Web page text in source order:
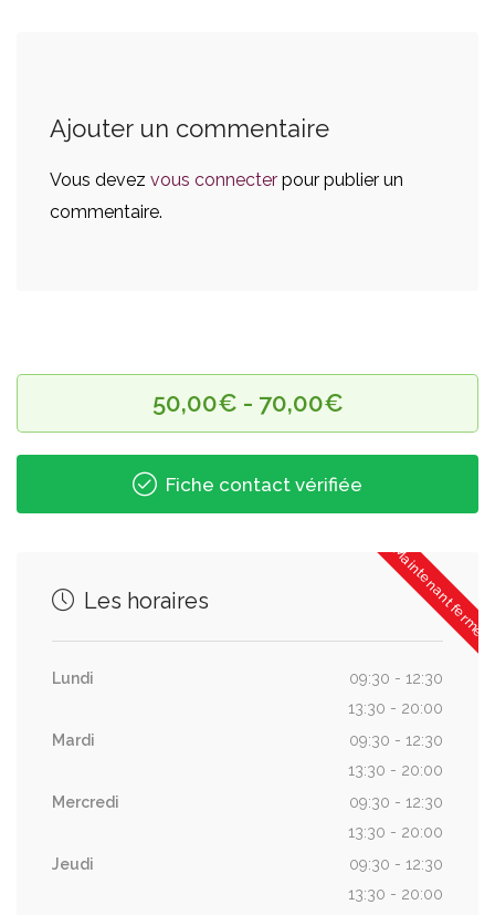
Ajouter un commentaire
Vous devez vous connecter pour publier un
commentaire.
50,00€ - 70,00€
Fiche contact vérifiée
Maintenant fermé
Les horaires
Lundi
09:30 - 12:30
13:30 - 20:00
Mardi
09:30 - 12:30
13:30 - 20:00
Mercredi
09:30 - 12:30
13:30 - 20:00
Jeudi
09:30 - 12:30
13:30 - 20:00